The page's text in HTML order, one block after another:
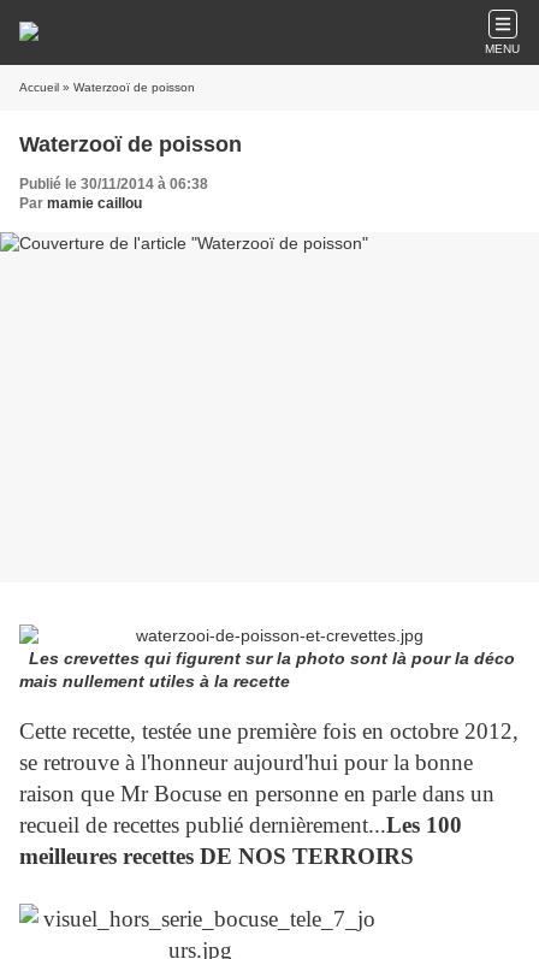
MENU
Accueil » Waterzooï de poisson
Waterzooï de poisson
Publié le 30/11/2014 à 06:38
Par mamie caillou
Les crevettes qui figurent sur la photo sont là pour la déco
mais nullement utiles à la recette
Cette recette, testée une première fois en octobre 2012,
se retrouve à l'honneur aujourd'hui pour la bonne
raison que Mr Bocuse en personne en parle dans un
recueil de recettes publié dernièrement...Les 100
meilleures recettes DE NOS TERROIRS